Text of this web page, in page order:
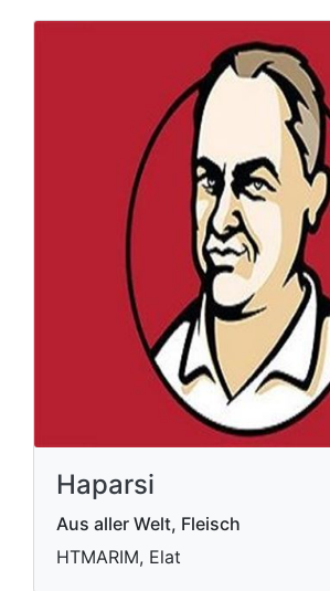
Haparsi
Aus aller Welt, Fleisch
HTMARIM, Elat